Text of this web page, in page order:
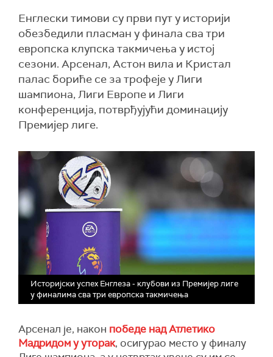
Енглески тимови су први пут у историји
обезбедили пласман у финала сва три
европска клупска такмичења у истој
сезони. Арсенал, Астон вила и Кристал
палас бориће се за трофеје у Лиги
шампиона, Лиги Европе и Лиги
конференција, потврђујући доминацију
Премијер лиге.
Историјски успех Енглеза - клубови из Премијер лиге
у финалима сва три европска такмичења
Арсенал је, након победе над Атлетико
Мадридом у уторак, осигурао место у финалу